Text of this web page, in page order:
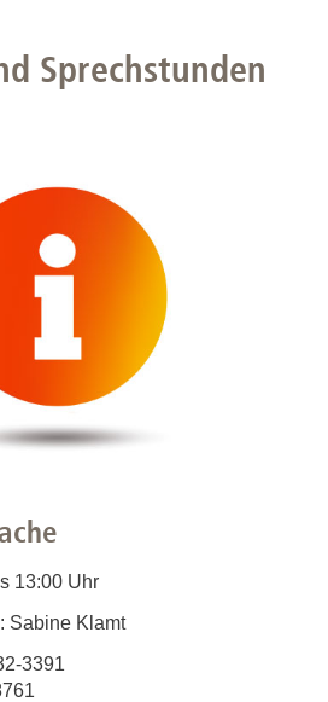
Sprechstunden
13:00 Uhr
Sabine Klamt
3391